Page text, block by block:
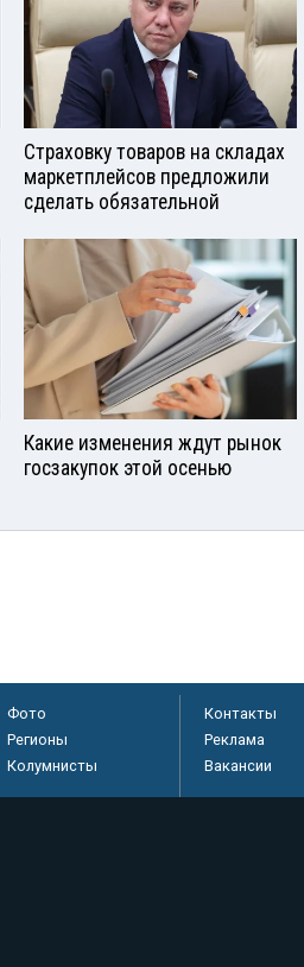
Страховку товаров на складах
маркетплейсов предложили
сделать обязательной
Какие изменения ждут рынок
госзакупок этой осенью
Фото
Регионы
Колумнисты
Контакты
Реклама
Вакансии